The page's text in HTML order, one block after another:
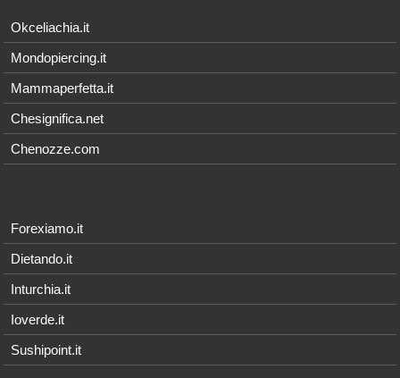
Okceliachia.it
Mondopiercing.it
Mammaperfetta.it
Chesignifica.net
Chenozze.com
Forexiamo.it
Dietando.it
Inturchia.it
Ioverde.it
Sushipoint.it